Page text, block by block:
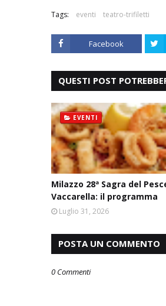
Tags: eventi teatro-trifiletti
Facebook
QUESTI POST
EVENTI
Milazzo 28ª Sagra del
Vaccarella: il programma
Luglio 31, 2026
POSTA UN COMMENTO
0 Commenti